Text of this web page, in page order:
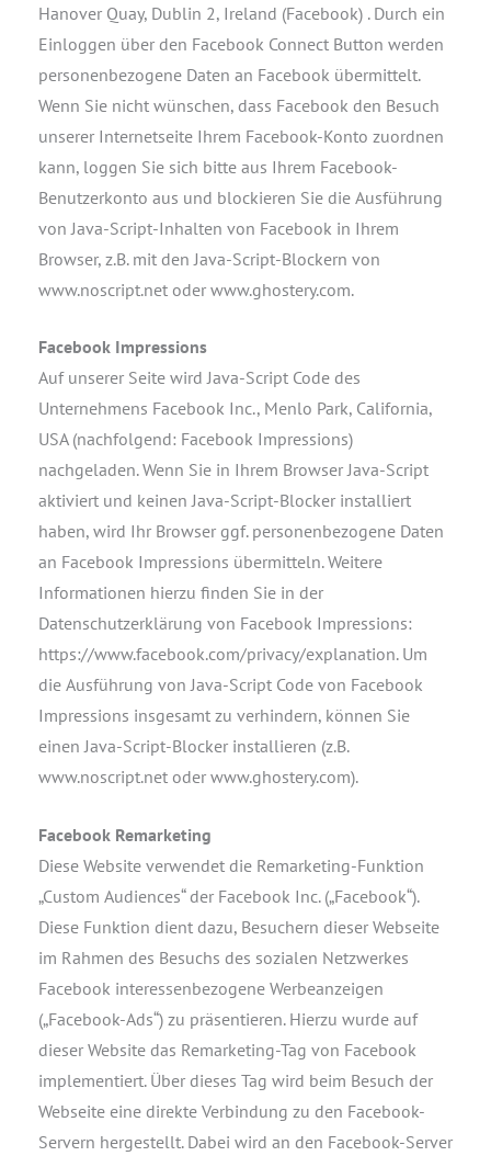
Hanover Quay, Dublin 2, Ireland (Facebook) . Durch ein
Einloggen über den Facebook Connect Button werden
personenbezogene Daten an Facebook übermittelt.
Wenn Sie nicht wünschen, dass Facebook den Besuch
unserer Internetseite Ihrem Facebook-Konto zuordnen
kann, loggen Sie sich bitte aus Ihrem Facebook-
Benutzerkonto aus und blockieren Sie die Ausführung
von Java-Script-Inhalten von Facebook in Ihrem
Browser, z.B. mit den Java-Script-Blockern von
www.noscript.net oder www.ghostery.com.
Facebook Impressions
Auf unserer Seite wird Java-Script Code des
Unternehmens Facebook Inc., Menlo Park, California,
USA (nachfolgend: Facebook Impressions)
nachgeladen. Wenn Sie in Ihrem Browser Java-Script
aktiviert und keinen Java-Script-Blocker installiert
haben, wird Ihr Browser ggf. personenbezogene Daten
an Facebook Impressions übermitteln. Weitere
Informationen hierzu finden Sie in der
Datenschutzerklärung von Facebook Impressions:
https://www.facebook.com/privacy/explanation. Um
die Ausführung von Java-Script Code von Facebook
Impressions insgesamt zu verhindern, können Sie
einen Java-Script-Blocker installieren (z.B.
www.noscript.net oder www.ghostery.com).
Facebook Remarketing
Diese Website verwendet die Remarketing-Funktion
„Custom Audiences“ der Facebook Inc. („Facebook“).
Diese Funktion dient dazu, Besuchern dieser Webseite
im Rahmen des Besuchs des sozialen Netzwerkes
Facebook interessenbezogene Werbeanzeigen
(„Facebook-Ads“) zu präsentieren. Hierzu wurde auf
dieser Website das Remarketing-Tag von Facebook
implementiert. Über dieses Tag wird beim Besuch der
Webseite eine direkte Verbindung zu den Facebook-
Servern hergestellt. Dabei wird an den Facebook-Server